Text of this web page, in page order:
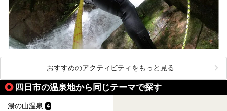
おすすめのアクティビティをもっと見る
四日市の温泉地から同じテーマで探す
湯の山温泉 4